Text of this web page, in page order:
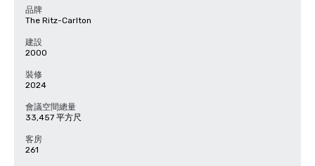
品牌
The Ritz-Carlton
建設
2000
裝修
2024
會議空間總量
33,457 平方尺
客房
261